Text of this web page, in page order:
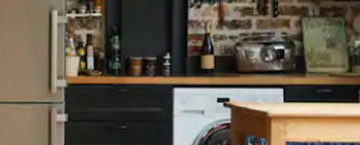
genom att trycka eller svepa.